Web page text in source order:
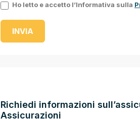
Ho letto e accetto l’Informativa sulla
INVIA
Richiedi informazioni
Assicurazioni